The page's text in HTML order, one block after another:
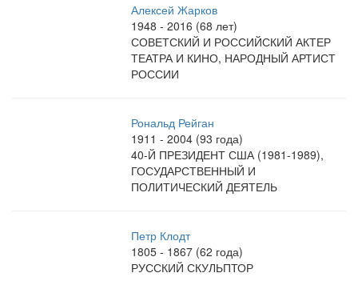
Алексей Жарков
1948 - 2016 (68 лет)
СОВЕТСКИЙ И РОССИЙСКИЙ АКТЕР
ТЕАТРА И КИНО, НАРОДНЫЙ АРТИСТ
РОССИИ
Рональд Рейган
1911 - 2004 (93 года)
40-Й ПРЕЗИДЕНТ США (1981-1989),
ГОСУДАРСТВЕННЫЙ И
ПОЛИТИЧЕСКИЙ ДЕЯТЕЛЬ
Петр Клодт
1805 - 1867 (62 года)
РУССКИЙ СКУЛЬПТОР